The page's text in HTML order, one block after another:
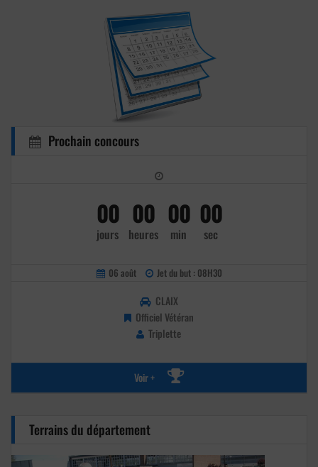
Prochain concours
00
jours
00
heures
00
min
00
sec
06 août Jet du but : 08H30
CLAIX
Officiel Vétéran
Triplette
Voir +
Terrains du département